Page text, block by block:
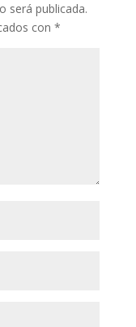
será publicada.
con *